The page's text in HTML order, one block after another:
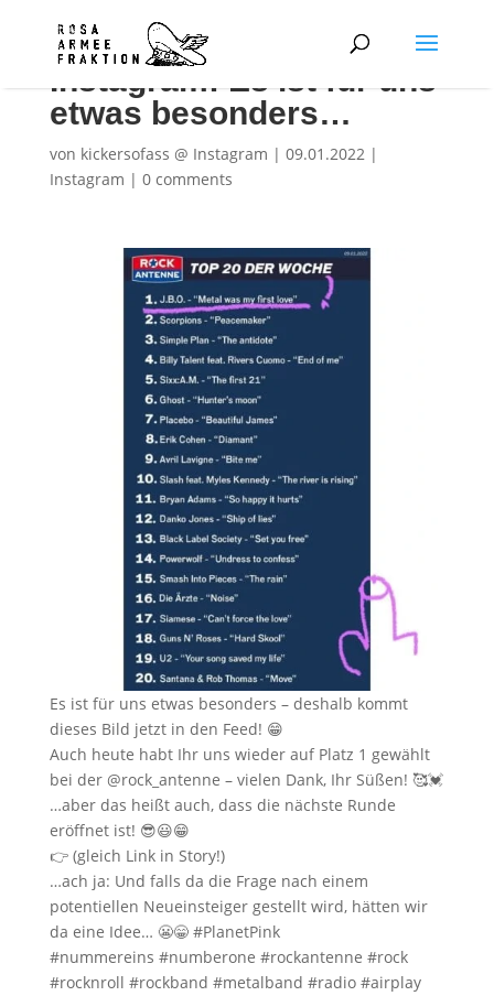
Instagram: Es ist für uns
etwas besonders…
von kickersofass @ Instagram | 09.01.2022|
Instagram | 0 comments
Es ist für uns etwas besonders – deshalb kommt
dieses Bild jetzt in den Feed! 😁
Auch heute habt Ihr uns wieder auf Platz 1 gewählt
bei der @rock_antenne – vielen Dank, Ihr Süßen! 🥰💓
…aber das heißt auch, dass die nächste Runde
eröffnet ist! 😎😃😁
👉 (gleich Link in Story!)
…ach ja: Und falls da die Frage nach einem
potentiellen Neueinsteiger gestellt wird, hätten wir
da eine Idee… 😬😁 #PlanetPink
#nummereins #numberone #rockantenne #rock
#rocknroll #rockband #metalband #radio #airplay